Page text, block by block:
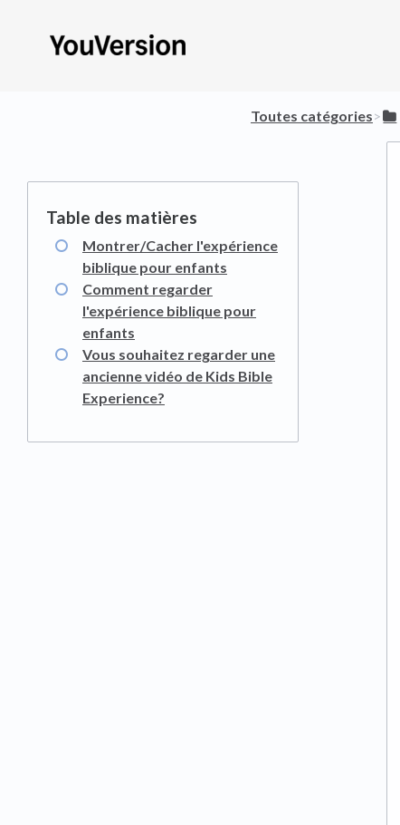
Toutes catégories​>​
Montrer/Cacher l'expérience
biblique pour enfants
Comment regarder
l'expérience biblique pour
enfants
Vous souhaitez regarder une
ancienne vidéo de Kids Bible
Experience?